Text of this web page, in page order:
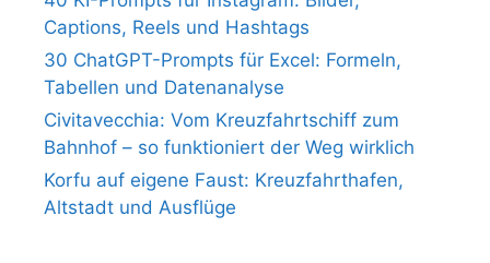
Captions, Reels und Hashtags
30 ChatGPT-Prompts für Excel: Formeln,
Tabellen und Datenanalyse
Civitavecchia: Vom Kreuzfahrtschiff zum
Bahnhof – so funktioniert der Weg wirklich
Korfu auf eigene Faust: Kreuzfahrthafen,
Altstadt und Ausflüge